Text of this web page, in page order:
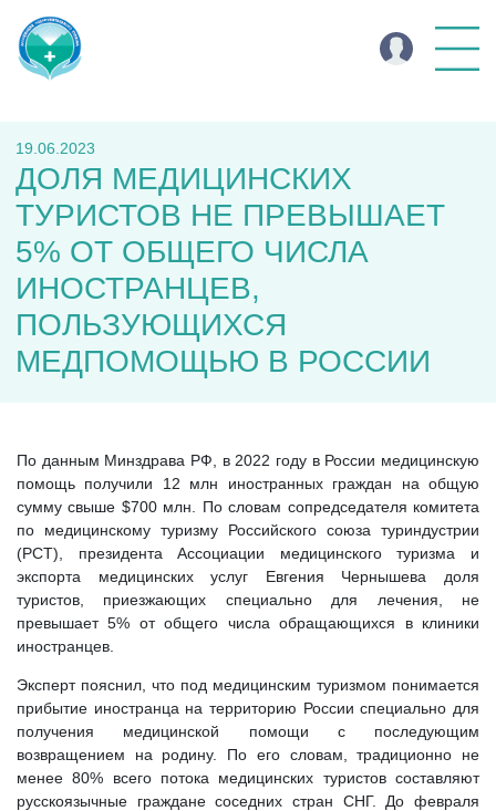
19.06.2023
ДОЛЯ МЕДИЦИНСКИХ
ТУРИСТОВ НЕ ПРЕВЫШАЕТ
5% ОТ ОБЩЕГО ЧИСЛА
ИНОСТРАНЦЕВ,
ПОЛЬЗУЮЩИХСЯ
МЕДПОМОЩЬЮ В РОССИИ
По данным Минздрава РФ, в 2022 году в России медицинскую
помощь получили 12 млн иностранных граждан на общую
сумму свыше $700 млн. По словам сопредседателя комитета
по медицинскому туризму Российского союза туриндустрии
(РСТ), президента Ассоциации медицинского туризма и
экспорта медицинских услуг Евгения Чернышева доля
туристов, приезжающих специально для лечения, не
превышает 5% от общего числа обращающихся в клиники
иностранцев.
Эксперт пояснил, что под медицинским туризмом понимается
прибытие иностранца на территорию России специально для
получения медицинской помощи с последующим
возвращением на родину. По его словам, традиционно не
менее 80% всего потока медицинских туристов составляют
русскоязычные граждане соседних стран СНГ. До февраля